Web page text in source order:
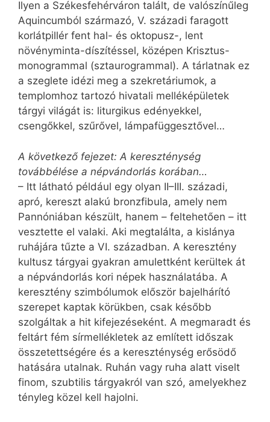
Ilyen a Székesfehérváron talált, de valószínűleg
Aquincumból származó, V. századi faragott
korlátpillér fent hal- és oktopusz-, lent
növényminta-díszítéssel, középen Krisztus-
monogrammal (sztaurogrammal). A tárlatnak ez
a szeglete idézi meg a szekretáriumok, a
templomhoz tartozó hivatali melléképületek
tárgyi világát is: liturgikus edényekkel,
csengőkkel, szűrővel, lámpafüggesztővel…
A következő fejezet: A kereszténység
továbbélése a népvándorlás korában…
– Itt látható például egy olyan II–III. századi,
apró, kereszt alakú bronzfibula, amely nem
Pannóniában készült, hanem – feltehetően – itt
vesztette el valaki. Aki megtalálta, a kislánya
ruhájára tűzte a VI. században. A keresztény
kultusz tárgyai gyakran amulettként kerültek át
a népvándorlás kori népek használatába. A
keresztény szimbólumok először bajelhárító
szerepet kaptak körükben, csak később
szolgáltak a hit kifejezéseként. A megmaradt és
feltárt fém sírmellékletek az említett időszak
összetettségére és a kereszténység erősödő
hatására utalnak. Ruhán vagy ruha alatt viselt
finom, szubtilis tárgyakról van szó, amelyekhez
tényleg közel kell hajolni.